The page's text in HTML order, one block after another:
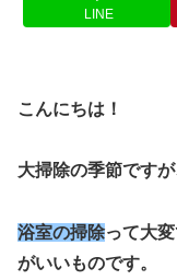
LINE
こんにちは！
大掃除の季節です
浴室の掃除って大変
がいいものです。